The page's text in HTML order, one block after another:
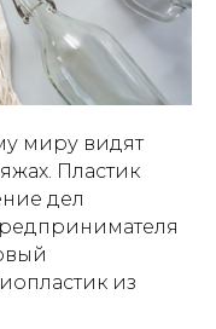
миру видят
Пластик
дел
из